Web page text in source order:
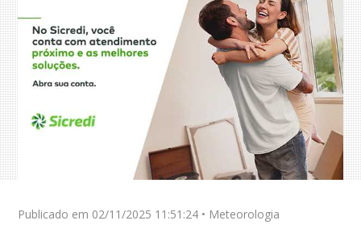
Publicado em 02/11/2025 11:51:24 • Meteorologia